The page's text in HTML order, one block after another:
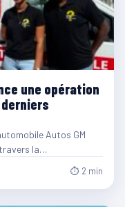
une opération
Autos GM
la…
⏱ 2 min